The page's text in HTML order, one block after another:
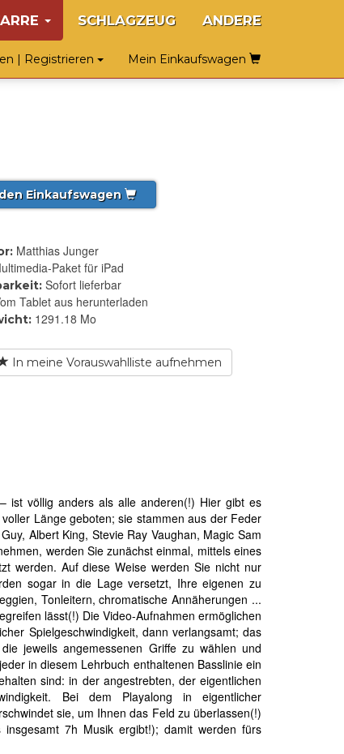
SCHLAGZEUG ANDERE
| Registrieren Mein Einkaufswagen
Einkaufswagen
Matthias Junger
Paket für iPad
Sofort lieferbar
Tablet aus herunterladen
1291.18 Mo
In meine Vorauswahlliste aufnehmen
ist völlig anders als alle anderen(!) Hier gibt es
Länge geboten; sie stammen aus der Feder
Albert King, Stevie Ray Vaughan, Magic Sam
werden Sie zunächst einmal, mittels eines
werden. Auf diese Weise werden Sie nicht nur
sogar in die Lage versetzt, Ihre eigenen zu
Tonleitern, chromatische Annäherungen ...
lässt(!) Die Video-Aufnahmen ermöglichen
Spielgeschwindigkeit, dann verlangsamt; das
jeweils angemessenen Griffe zu wählen und
in diesem Lehrbuch enthaltenen Basslinie ein
sind: in der angestrebten, der eigentlichen
Bei dem Playalong in eigentlicher
sie, um Ihnen das Feld zu überlassen(!)
7h Musik ergibt!); damit werden fürs